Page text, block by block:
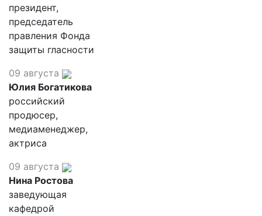
президент,
председатель
правления Фонда
защиты гласности
09 августа
Юлия Богатикова
российский
продюсер,
медиаменеджер,
актриса
09 августа
Нина Ростова
заведующая
кафедрой